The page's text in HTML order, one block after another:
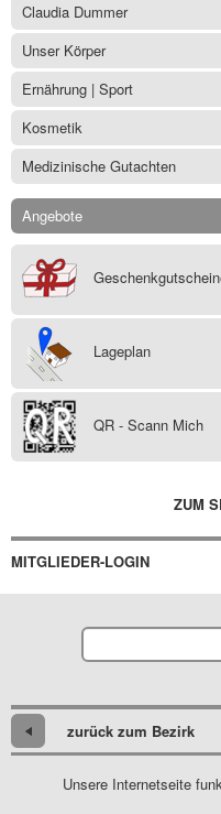
Claudia Dummer
Unser Körper
Ernährung | Sport
Kosmetik
Medizinische Gutachten
Angebote
Lageplan
QR - Scann Mich
ZUM
MITGLIEDER-LOGIN
zurück zum Bezirk
Unsere Internetseite